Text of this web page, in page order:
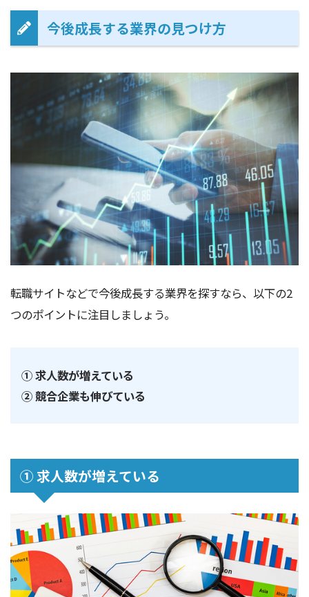
今後成長する業界の見つけ方
転職サイトなどで今後成長する業界を探すなら、以下の2
つのポイントに注目しましょう。
① 求人数が増えている
② 競合企業も伸びている
① 求人数が増えている